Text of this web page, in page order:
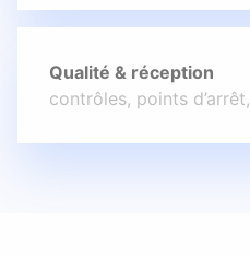
Qualité & réception
contrôles, points